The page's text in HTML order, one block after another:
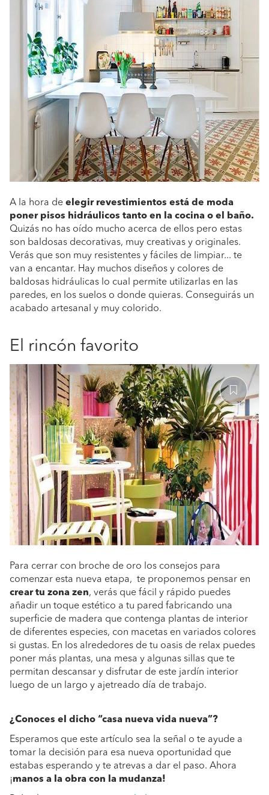
A la hora de elegir revestimientos está de moda
poner pisos hidráulicos tanto en la cocina o el baño.
Quizás no has oído mucho acerca de ellos pero estas
son baldosas decorativas, muy creativas y originales.
Verás que son muy resistentes y fáciles de limpiar... te
van a encantar. Hay muchos diseños y colores de
baldosas hidráulicas lo cual permite utilizarlas en las
paredes, en los suelos o donde quieras. Conseguirás un
acabado artesanal y muy colorido.
El rincón favorito
Para cerrar con broche de oro los consejos para
comenzar esta nueva etapa, te proponemos pensar en
crear tu zona zen, verás que fácil y rápido puedes
añadir un toque estético a tu pared fabricando una
superficie de madera que contenga plantas de interior
de diferentes especies, con macetas en variados colores
si gustas. En los alrededores de tu oasis de relax puedes
poner más plantas, una mesa y algunas sillas que te
permitan descansar y disfrutar de este jardín interior
luego de un largo y ajetreado día de trabajo.
¿Conoces el dicho “casa nueva vida nueva”?
Esperamos que este artículo sea la señal o te ayude a
tomar la decisión para esa nueva oportunidad que
estabas esperando y te atrevas a dar el paso. Ahora
¡manos a la obra con la mudanza!